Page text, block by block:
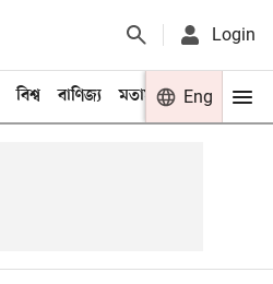
Login
বিশ্ব বাণিজ্য মতামত খেলা
Eng